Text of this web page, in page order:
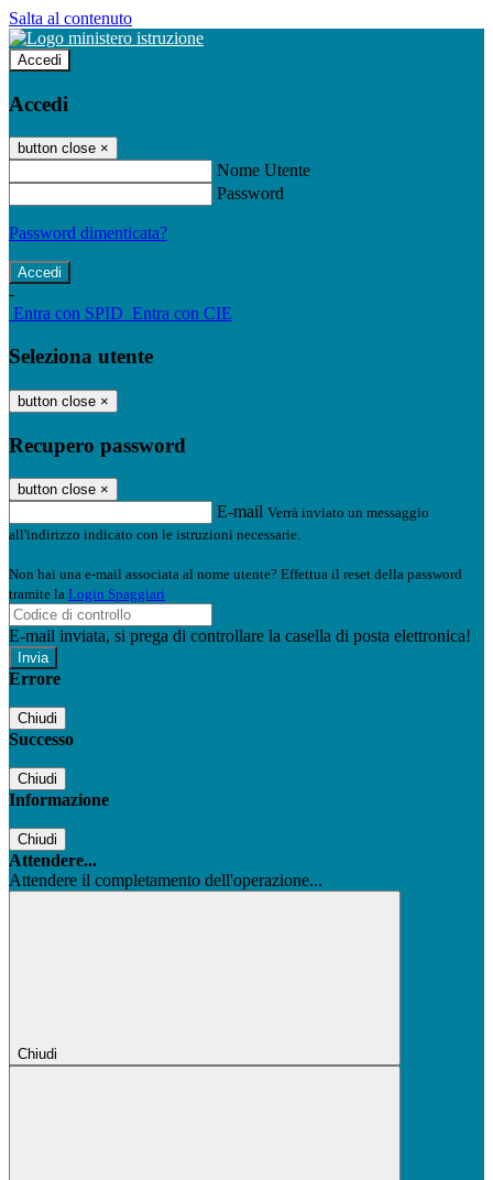
Salta al contenuto
Accedi
Accedi
button close ×
Nome Utente
Password
Password dimenticata?
-
Entra con SPID Entra con CIE
Seleziona utente
button close ×
Recupero password
button close ×
E-mail Verrà inviato un messaggio
all'indirizzo indicato con le istruzioni necessarie.
Non hai una e-mail associata al nome utente? Effettua il reset della password
tramite la Login Spaggiari
E-mail inviata, si prega di controllare la casella di posta elettronica!
Errore
Chiudi
Successo
Chiudi
Informazione
Chiudi
Attendere...
Attendere il completamento dell'operazione...
Chiudi